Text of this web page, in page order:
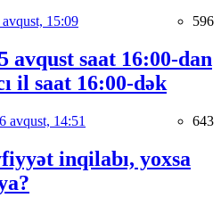
15:09 596
avqust saat 16:00-dan
il saat 16:00-dək
avqust, 14:51 643
inqilabı, yoxsa